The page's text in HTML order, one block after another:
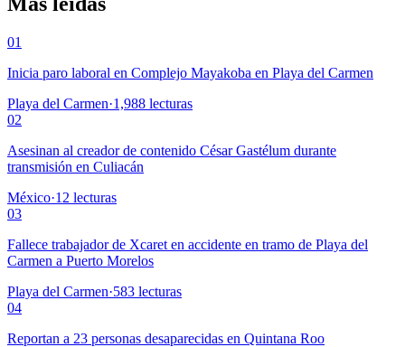
01
Inicia paro laboral en Complejo Mayakoba en Playa del Carmen
Playa del Carmen·1,988 lecturas
02
Asesinan al creador de contenido César Gastélum durante
transmisión en Culiacán
México·12 lecturas
03
Fallece trabajador de Xcaret en accidente en tramo de Playa del
Carmen a Puerto Morelos
Playa del Carmen·583 lecturas
04
Reportan a 23 personas desaparecidas en Quintana Roo